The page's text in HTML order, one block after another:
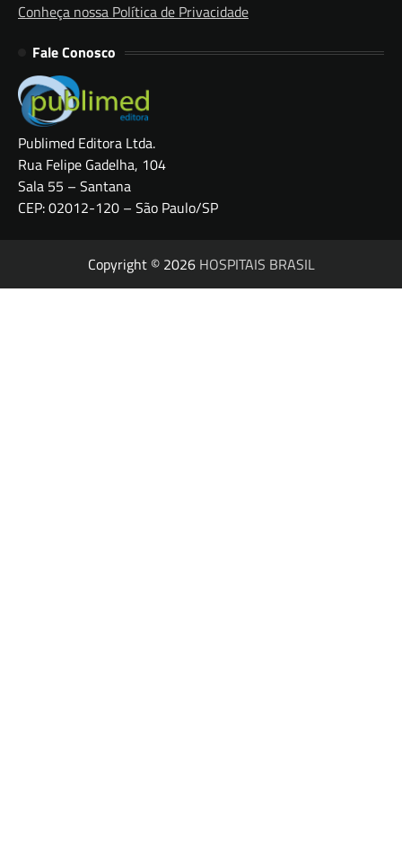
Conheça nossa Política de Privacidade
Fale Conosco
Publimed Editora Ltda.
Rua Felipe Gadelha, 104
Sala 55 – Santana
CEP: 02012-120 – São Paulo/SP
Copyright © 2026 HOSPITAIS BRASIL